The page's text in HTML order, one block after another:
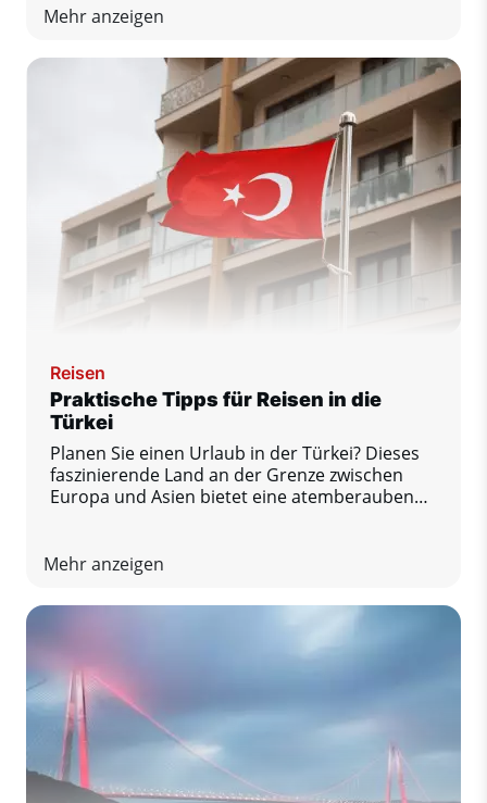
Derzeit stehen in der Türkei 21 Stätten auf der
wichtigsten an.
Mehr anzeigen
Reisen
Praktische Tipps für Reisen in die
Türkei
Planen Sie einen Urlaub in der Türkei? Dieses
faszinierende Land an der Grenze zwischen
Europa und Asien bietet eine atemberaubende
in vollen Zügen genießen und keine bösen
mit praktischen Tipps zusammengestellt, die
Mehr anzeigen